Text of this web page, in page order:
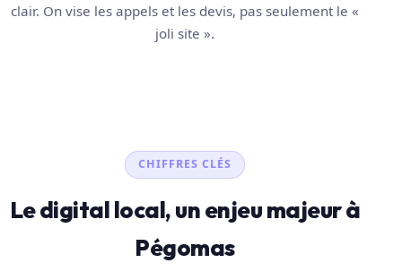
clair. On vise les appels et les devis, pas seulement le «
joli site ».
CHIFFRES CLÉS
Le digital local, un enjeu majeur à
Pégomas